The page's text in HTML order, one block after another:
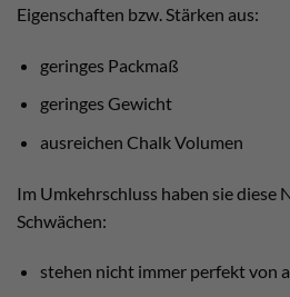
Eigenschaften bzw. Stärken aus:
geringes Packmaß
geringes Gewicht
ausreichen Chalk Volumen
Im Umkehrschluss haben sie diese
Schwächen:
stehen nicht immer perfekt von